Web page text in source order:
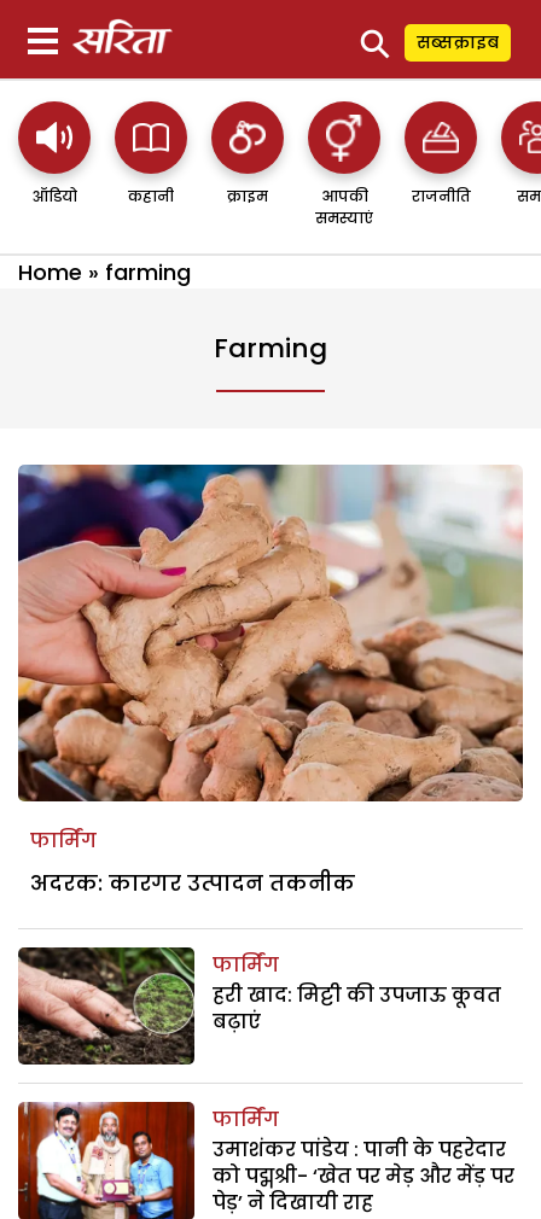
⚲ सब्सक्राइब
ऑडियो कहानी क्राइम
आपकी
समस्याएं
राजनीति
Home » farming
Farming
फार्मिंग
अदरक: कारगर उत्पादन तकनीक
फार्मिंग
हरी खाद: मिट्टी की उपजाऊ कूवत
बढ़ाएं
फार्मिंग
उमाशंकर पांडेय : पानी के पहरेदार
को पद्मश्री- ‘खेत पर मेड़ और मेंड़ पर
पेड़’ ने दिखायी राह